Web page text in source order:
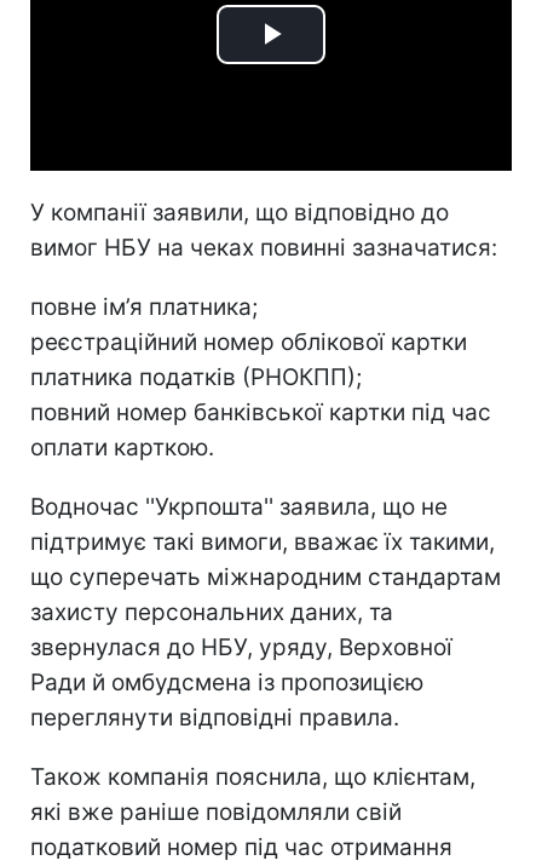
Play
У компанії заявили, що відповідно до
вимог НБУ на чеках повинні зазначатися:
повне ім’я платника;
реєстраційний номер облікової картки
платника податків (РНОКПП);
повний номер банківської картки під час
оплати карткою.
Водночас ''Укрпошта'' заявила, що не
підтримує такі вимоги, вважає їх такими,
що суперечать міжнародним стандартам
захисту персональних даних, та
звернулася до НБУ, уряду, Верховної
Ради й омбудсмена із пропозицією
переглянути відповідні правила.
Також компанія пояснила, що клієнтам,
які вже раніше повідомляли свій
податковий номер під час отримання